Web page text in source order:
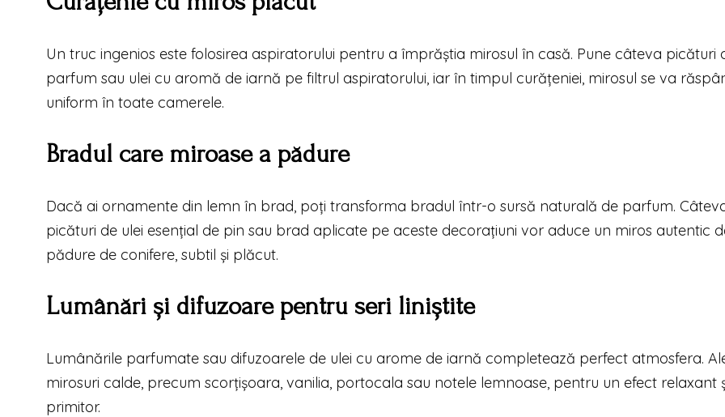
Un truc ingenios este folosirea aspiratorului pentru a împrăștia mirosul în casă. Pune câteva picături
parfum sau ulei cu aromă de iarnă pe filtrul aspiratorului, iar în timpul curățeniei, mirosul se va
uniform în toate camerele.
Bradul care miroase a pădure
Dacă ai ornamente din lemn în brad, poți transforma bradul într-o sursă naturală de parfum.
picături de ulei esențial de pin sau brad aplicate pe aceste decorațiuni vor aduce un miros autentic
pădure de conifere, subtil și plăcut.
Lumânări și difuzoare pentru seri liniștite
Lumânările parfumate sau difuzoarele de ulei cu arome de iarnă completează perfect atmosfera.
mirosuri calde, precum scorțișoara, vanilia, portocala sau notele lemnoase, pentru un efect relaxant
primitor.